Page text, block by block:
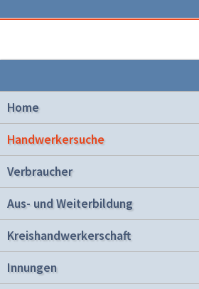
Home
Handwerkersuche
Verbraucher
Aus- und Weiterbildung
Kreishandwerkerschaft
Innungen